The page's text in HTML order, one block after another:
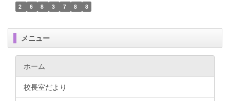
2 6 8 3 7 8 8
メニュー
ホーム
校長室だより